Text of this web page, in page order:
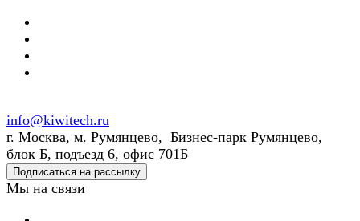
info@kiwitech.ru
г. Москва, м. Румянцево, Бизнес-парк Румянцево,
блок Б, подъезд 6, офис 701Б
Подписаться на рассылку
Мы на связи